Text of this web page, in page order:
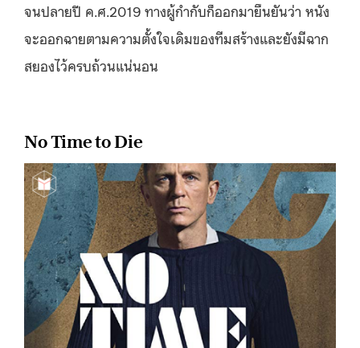
จนปลายปี ค.ศ.2019 ทางผู้กำกับก็ออกมายืนยันว่า หนัง
จะออกฉายตามความตั้งใจเดิมของทีมสร้างและยังมีฉาก
สยองไว้ครบถ้วนแน่นอน
No Time to Die